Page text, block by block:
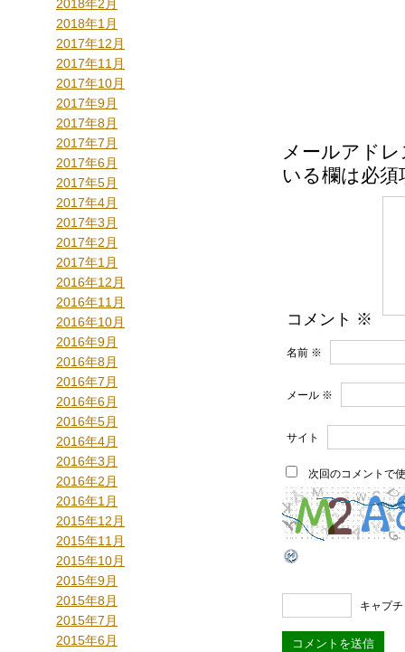
2018年2月
2018年1月
2017年12月
2017年11月
2017年10月
2017年9月
2017年8月
2017年7月
2017年6月
2017年5月
2017年4月
2017年3月
2017年2月
2017年1月
2016年12月
2016年11月
2016年10月
2016年9月
2016年8月
2016年7月
2016年6月
2016年5月
2016年4月
2016年3月
2016年2月
2016年1月
2015年12月
2015年11月
2015年10月
2015年9月
2015年8月
2015年7月
2015年6月
メールアド
いる欄は必須
コメント ※
名前 ※
メール ※
サイト
次回のコメントで
キャプ